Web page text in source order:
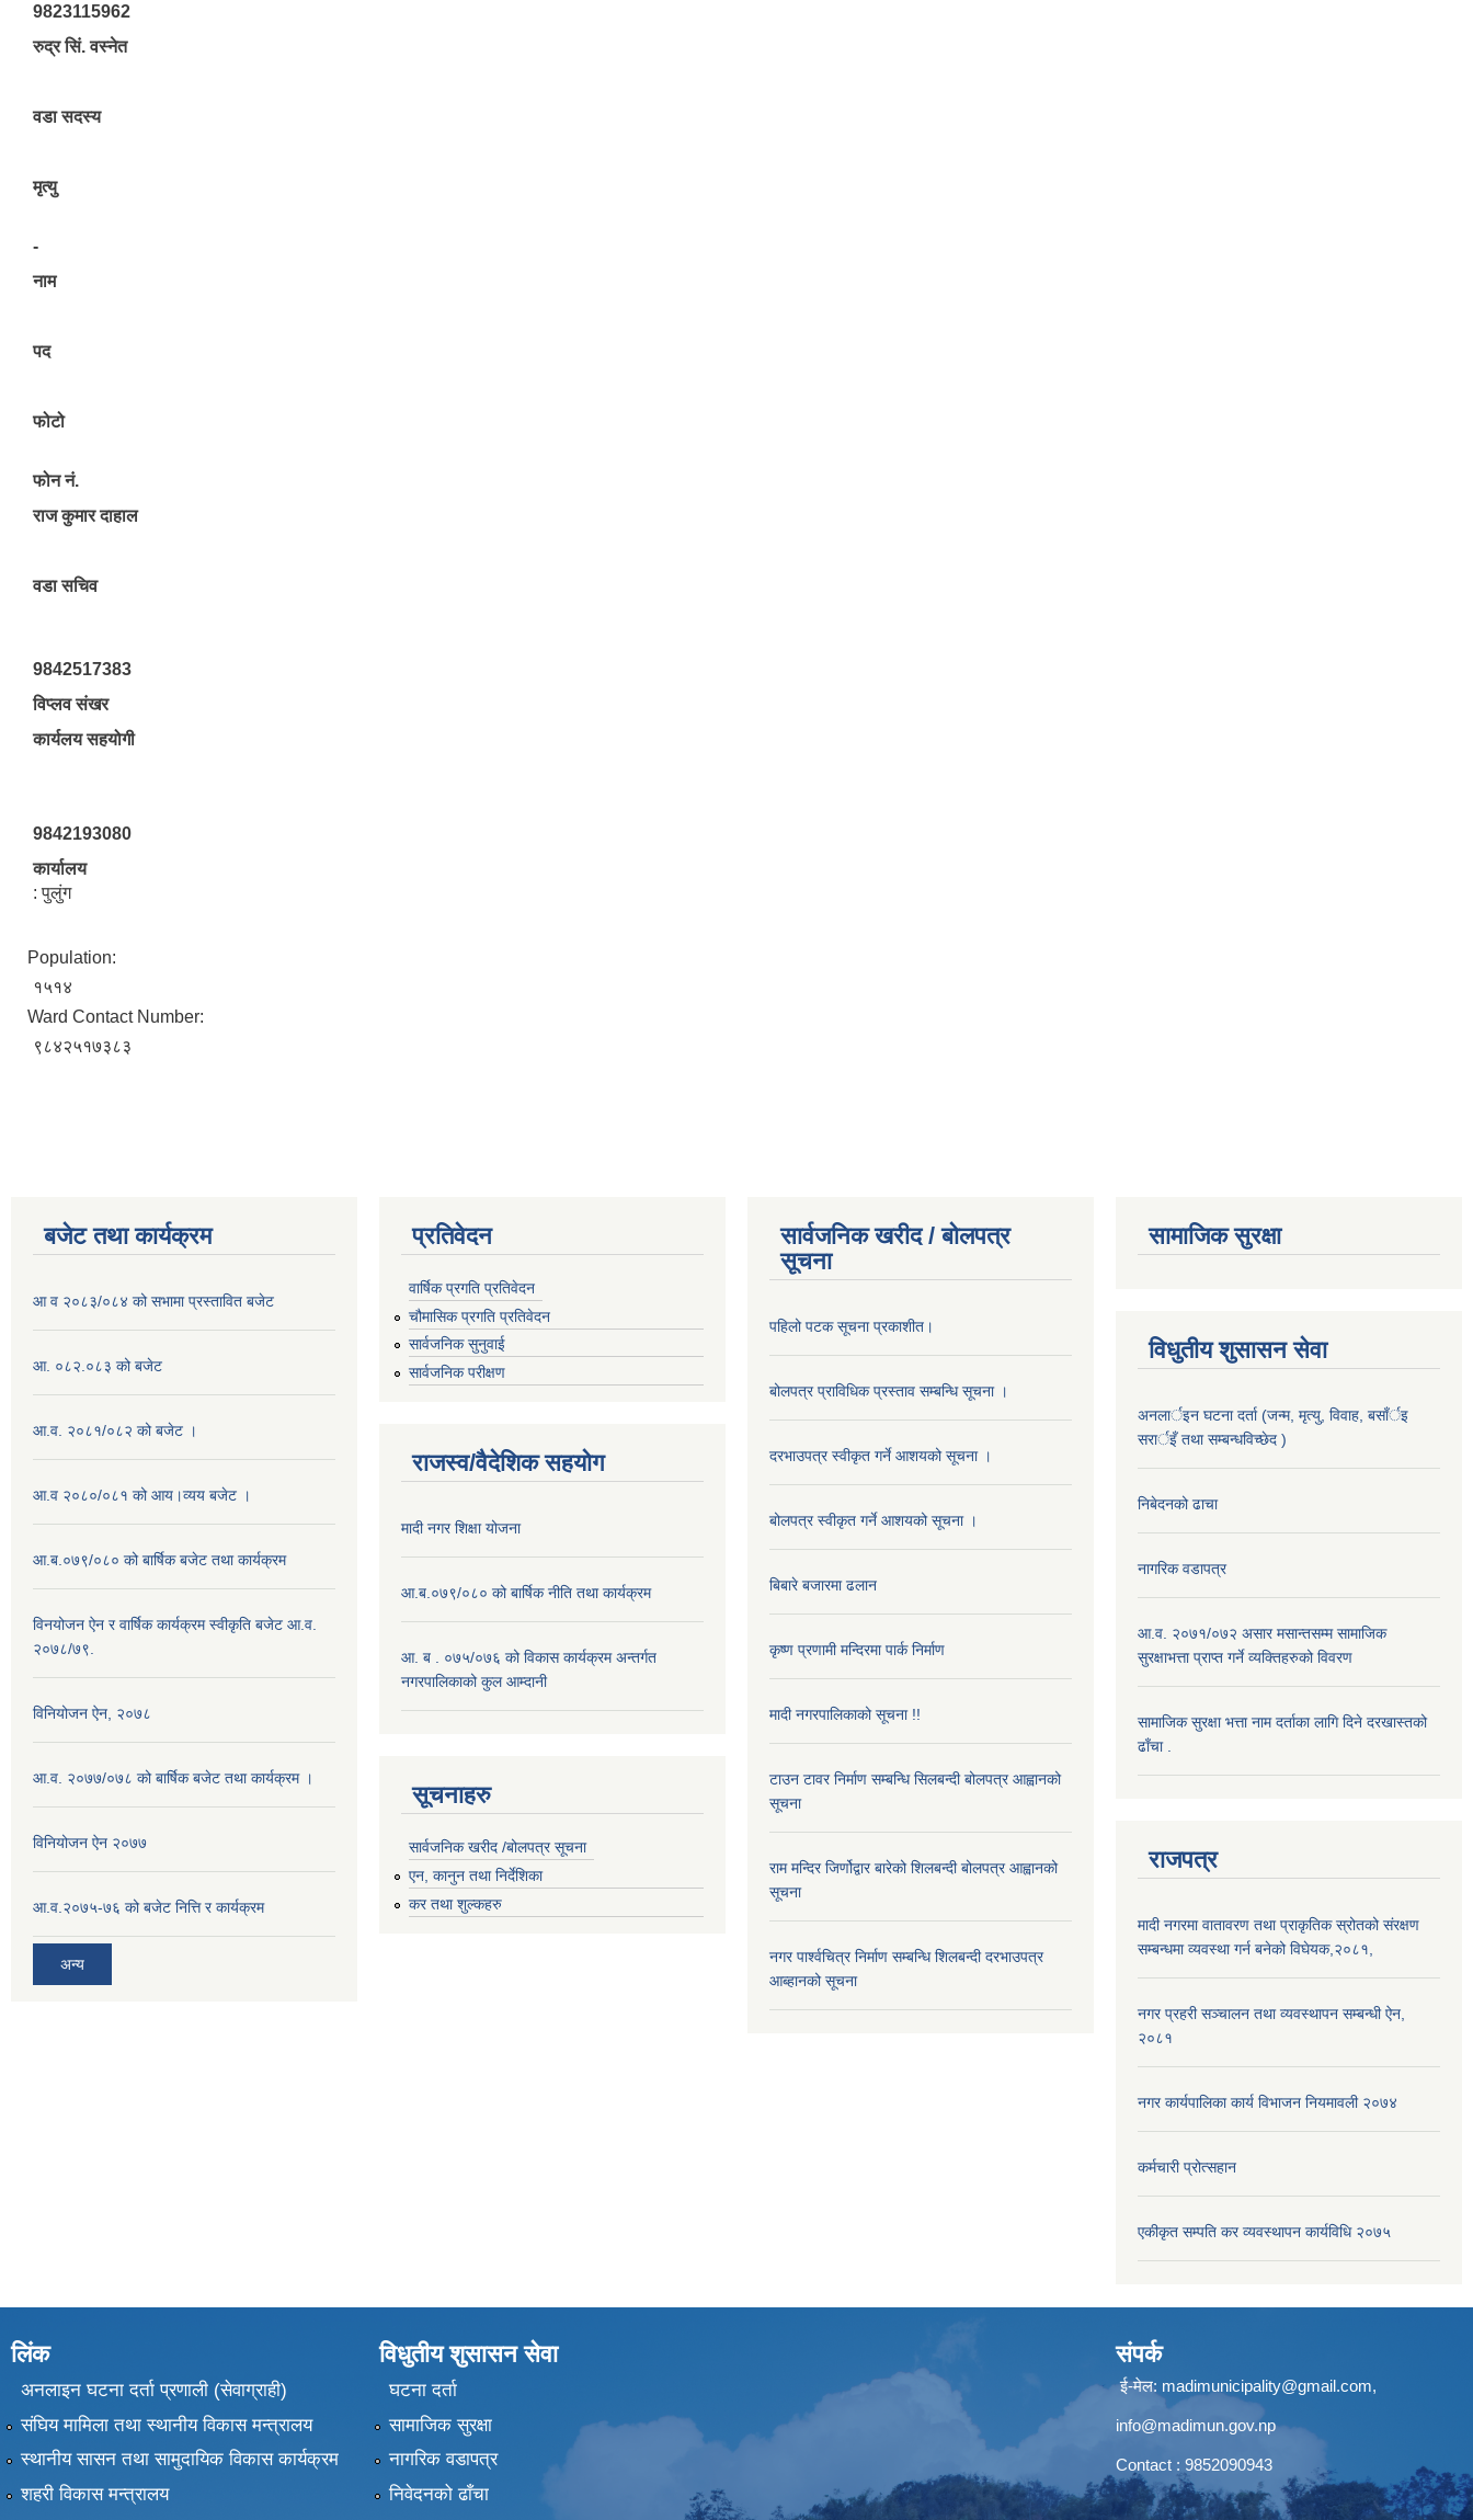
9823115962
रुद्र सिं. वस्नेत
वडा सदस्य
मृत्यु
-
नाम
पद
फोटो
फोन नं.
राज कुमार दाहाल
वडा सचिव
9842517383
विप्लव संखर
कार्यलय सहयोगी
9842193080
कार्यालय
: पुलुंग
Population:
१५१४
Ward Contact Number:
९८४२५१७३८३
बजेट तथा कार्यक्रम
आ व २०८३/०८४ को सभामा प्रस्तावित बजेट
आ. ०८२.०८३ को बजेट
आ.व. २०८१/०८२ को बजेट ।
आ.व २०८०/०८१ को आय।व्यय बजेट ।
आ.ब.०७९/०८० को बार्षिक बजेट तथा कार्यक्रम
विनयोजन ऐन र वार्षिक कार्यक्रम स्वीकृति बजेट आ.व.
२०७८/७९.
विनियोजन ऐन, २०७८
आ.व. २०७७/०७८ को बार्षिक बजेट तथा कार्यक्रम ।
विनियोजन ऐन २०७७
आ.व.२०७५-७६ को बजेट नित्ति र कार्यक्रम
अन्य
प्रतिवेदन
वार्षिक प्रगति प्रतिवेदन
चौमासिक प्रगति प्रतिवेदन
सार्वजनिक सुनुवाई
सार्वजनिक परीक्षण
राजस्व/वैदेशिक सहयोग
मादी नगर शिक्षा योजना
आ.ब.०७९/०८० को बार्षिक नीति तथा कार्यक्रम
आ. ब . ०७५/०७६ को विकास कार्यक्रम अन्तर्गत
नगरपालिकाको कुल आम्दानी
सूचनाहरु
सार्वजनिक खरीद /बोलपत्र सूचना
एन, कानुन तथा निर्देशिका
कर तथा शुल्कहरु
सार्वजनिक खरीद / बोलपत्र
सूचना
पहिलो पटक सूचना प्रकाशीत।
बोलपत्र प्राविधिक प्रस्ताव सम्बन्धि सूचना ।
दरभाउपत्र स्वीकृत गर्ने आशयको सूचना ।
बोलपत्र स्वीकृत गर्ने आशयको सूचना ।
बिबारे बजारमा ढलान
कृष्ण प्रणामी मन्दिरमा पार्क निर्माण
मादी नगरपालिकाको सूचना !!
टाउन टावर निर्माण सम्बन्धि सिलबन्दी बोलपत्र आह्वानको
सूचना
राम मन्दिर जिर्णोद्वार बारेको शिलबन्दी बोलपत्र आह्वानको
सूचना
नगर पार्श्वचित्र निर्माण सम्बन्धि शिलबन्दी दरभाउपत्र
आब्हानको सूचना
सामाजिक सुरक्षा
विधुतीय शुसासन सेवा
अनलार्इन घटना दर्ता (जन्म, मृत्यु, विवाह, बसाँर्इ
सरार्इँ तथा सम्बन्धविच्छेद )
निबेदनको ढाचा
नागरिक वडापत्र
आ.व. २०७१/०७२ असार मसान्तसम्म सामाजिक
सुरक्षाभत्ता प्राप्त गर्ने व्यक्तिहरुको विवरण
सामाजिक सुरक्षा भत्ता नाम दर्ताका लागि दिने दरखास्तको
ढाँचा .
राजपत्र
मादी नगरमा वातावरण तथा प्राकृतिक स्रोतको संरक्षण
सम्बन्धमा व्यवस्था गर्न बनेको विघेयक,२०८१,
नगर प्रहरी सञ्चालन तथा व्यवस्थापन सम्बन्धी ऐन,
२०८१
नगर कार्यपालिका कार्य विभाजन नियमावली २०७४
कर्मचारी प्रोत्सहान
एकीकृत सम्पति कर व्यवस्थापन कार्यविधि २०७५
लिंक
अनलाइन घटना दर्ता प्रणाली (सेवाग्राही)
संघिय मामिला तथा स्थानीय विकास मन्त्रालय
स्थानीय सासन तथा सामुदायिक विकास कार्यक्रम
शहरी विकास मन्त्रालय
विधुतीय शुसासन सेवा
घटना दर्ता
सामाजिक सुरक्षा
नागरिक वडापत्र
निवेदनको ढाँचा
संपर्क
ई-मेल: madimunicipality@gmail.com,
info@madimun.gov.np
Contact : 9852090943